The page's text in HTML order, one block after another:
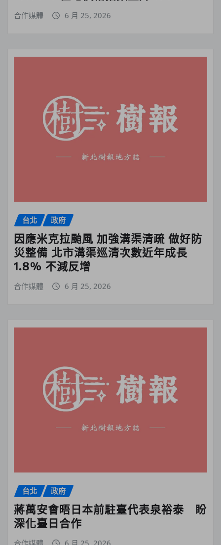
合作媒體 6 月 25, 2026
台北 政府
因應米克拉颱風 加強溝渠清疏 做好防
災整備 北市溝渠巡清次數近年成長
1.8% 不減反增
合作媒體 6 月 25, 2026
台北 政府
蔣萬安會晤日本前駐臺代表泉裕泰 盼
深化臺日合作
合作媒體 6 月 25, 2026